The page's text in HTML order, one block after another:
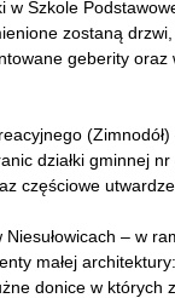
w Szkole
zostaną
geberity oraz
działki gminnej nr
częściowe
– w
małej
donice w których